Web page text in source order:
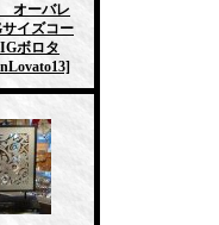
オーバレ
イズコー
ボロタ